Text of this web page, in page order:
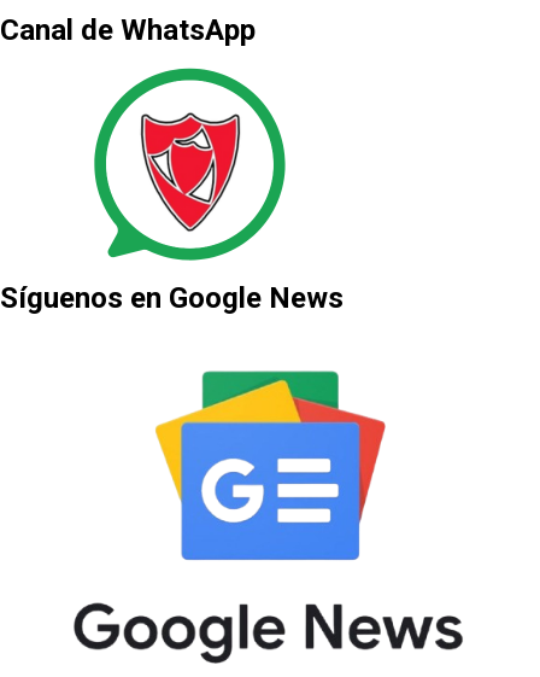
Canal de WhatsApp
Síguenos en Google News